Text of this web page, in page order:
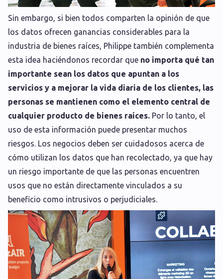
Sin embargo, si bien todos comparten la opinión de que
los datos ofrecen ganancias considerables para la
industria de bienes raíces, Philippe también complementa
esta idea haciéndonos recordar que no importa qué tan
importante sean los datos que apuntan a los
servicios y a mejorar la vida diaria de los clientes, las
personas se mantienen como el elemento central de
cualquier producto de bienes raíces. Por lo tanto, el
uso de esta información puede presentar muchos
riesgos. Los negocios deben ser cuidadosos acerca de
cómo utilizan los datos que han recolectado, ya que hay
un riesgo importante de que las personas encuentren
usos que no están directamente vinculados a su
beneficio como intrusivos o perjudiciales.